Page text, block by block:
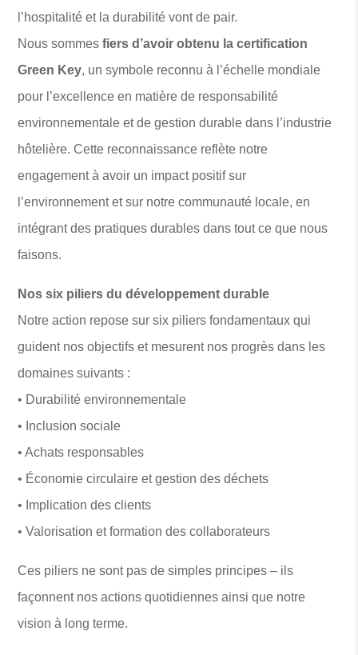
l’hospitalité et la durabilité vont de pair.
Nous sommesfiers d’avoir obtenu la certification
Green Key, un symbole reconnu à l’échelle mondiale
pour l’excellence en matière de responsabilité
environnementale et de gestion durable dans l’industrie
hôtelière. Cette reconnaissance reflète notre
engagement à avoir un impact positif sur
l’environnement et sur notre communauté locale, en
intégrant des pratiques durables dans tout ce que nous
faisons.
Nos six piliers du développement durable
Notre action repose sur six piliers fondamentaux qui
guident nos objectifs et mesurent nos progrès dans les
domaines suivants :
• Durabilité environnementale
• Inclusion sociale
• Achats responsables
• Économie circulaire et gestion des déchets
• Implication des clients
• Valorisation et formation des collaborateurs
Ces piliers ne sont pas de simples principes – ils
façonnent nos actions quotidiennes ainsi que notre
vision à long terme.